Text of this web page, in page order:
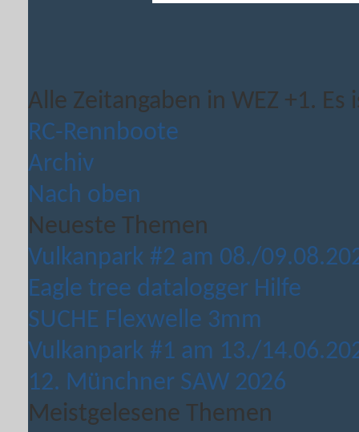
Alle Zeitangaben in WEZ +1.
RC-Rennboote
Archiv
Nach oben
Neueste Themen
Vulkanpark #2 am 08./
Eagle tree datalogger Hilfe
SUCHE Flexwelle 3mm
Vulkanpark #1 am 13./
12. Münchner SAW 2026
Meistgelesene Themen